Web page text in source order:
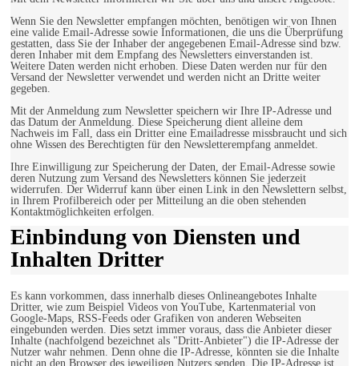
Wenn Sie den Newsletter empfangen möchten, benötigen wir von Ihnen
eine valide Email-Adresse sowie Informationen, die uns die Überprüfung
gestatten, dass Sie der Inhaber der angegebenen Email-Adresse sind bzw.
deren Inhaber mit dem Empfang des Newsletters einverstanden ist.
Weitere Daten werden nicht erhoben. Diese Daten werden nur für den
Versand der Newsletter verwendet und werden nicht an Dritte weiter
gegeben.
Mit der Anmeldung zum Newsletter speichern wir Ihre IP-Adresse und
das Datum der Anmeldung. Diese Speicherung dient alleine dem
Nachweis im Fall, dass ein Dritter eine Emailadresse missbraucht und sich
ohne Wissen des Berechtigten für den Newsletterempfang anmeldet.
Ihre Einwilligung zur Speicherung der Daten, der Email-Adresse sowie
deren Nutzung zum Versand des Newsletters können Sie jederzeit
widerrufen. Der Widerruf kann über einen Link in den Newslettern selbst,
in Ihrem Profilbereich oder per Mitteilung an die oben stehenden
Kontaktmöglichkeiten erfolgen.
Einbindung von Diensten und
Inhalten Dritter
Es kann vorkommen, dass innerhalb dieses Onlineangebotes Inhalte
Dritter, wie zum Beispiel Videos von YouTube, Kartenmaterial von
Google-Maps, RSS-Feeds oder Grafiken von anderen Webseiten
eingebunden werden. Dies setzt immer voraus, dass die Anbieter dieser
Inhalte (nachfolgend bezeichnet als "Dritt-Anbieter") die IP-Adresse der
Nutzer wahr nehmen. Denn ohne die IP-Adresse, könnten sie die Inhalte
nicht an den Browser des jeweiligen Nutzers senden. Die IP-Adresse ist